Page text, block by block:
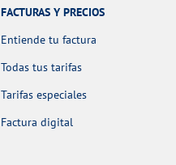
FACTURAS Y PRECIOS
Entiende tu factura
Todas tus tarifas
Tarifas especiales
Factura digital